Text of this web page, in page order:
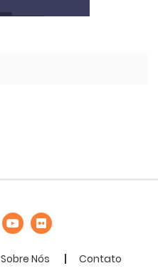
Sobre Nós Contato